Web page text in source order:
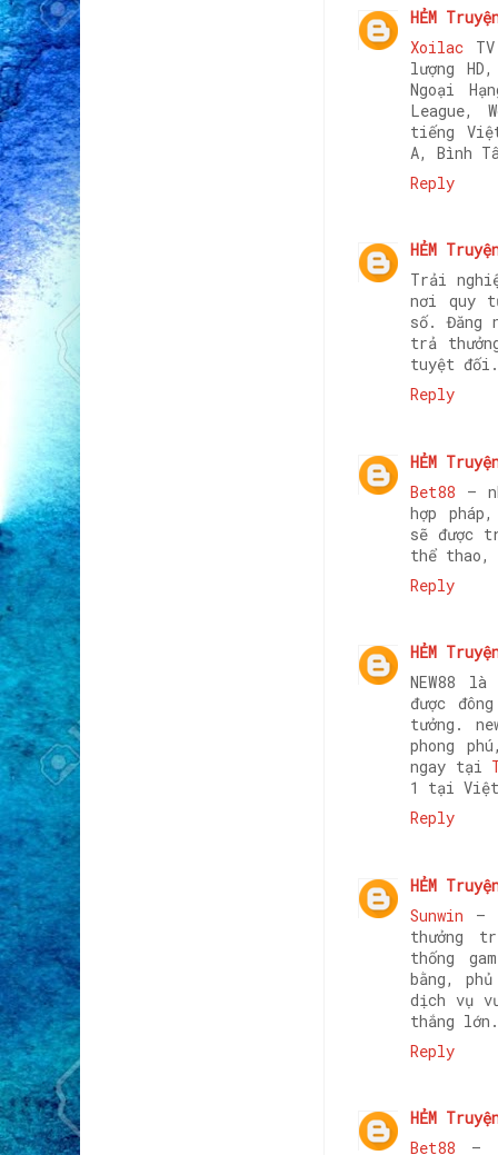
HẺM
Xoilac
lượng
Ngoại
League,
tiếng
A, Bình
Reply
HẺM
Trải
nơi quy
số. Đăng
trả
tuyệt
Reply
HẺM
Bet88 –
hợp
sẽ được
thể thao,
Reply
HẺM
NEW88
được
tưởng.
phong
ngay tại
1 tại Việt
Reply
HẺM
Sunwin –
thưởng
thống
bằng,
dịch vụ
thắng
Reply
HẺM
Bet88 –